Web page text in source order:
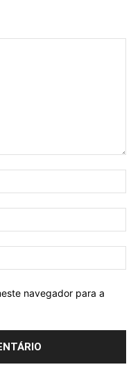
navegador para a